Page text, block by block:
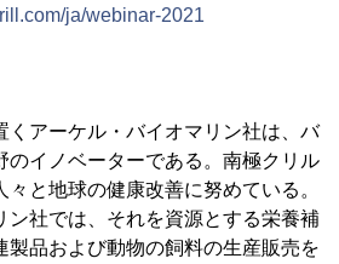
ja/webinar-2021
くアーケル・バイオマリン社は、バ
のイノベーターである。南極クリル
と地球の健康改善に努めている。
ン社では、それを資源とする栄養補
製品および動物の飼料の生産販売を